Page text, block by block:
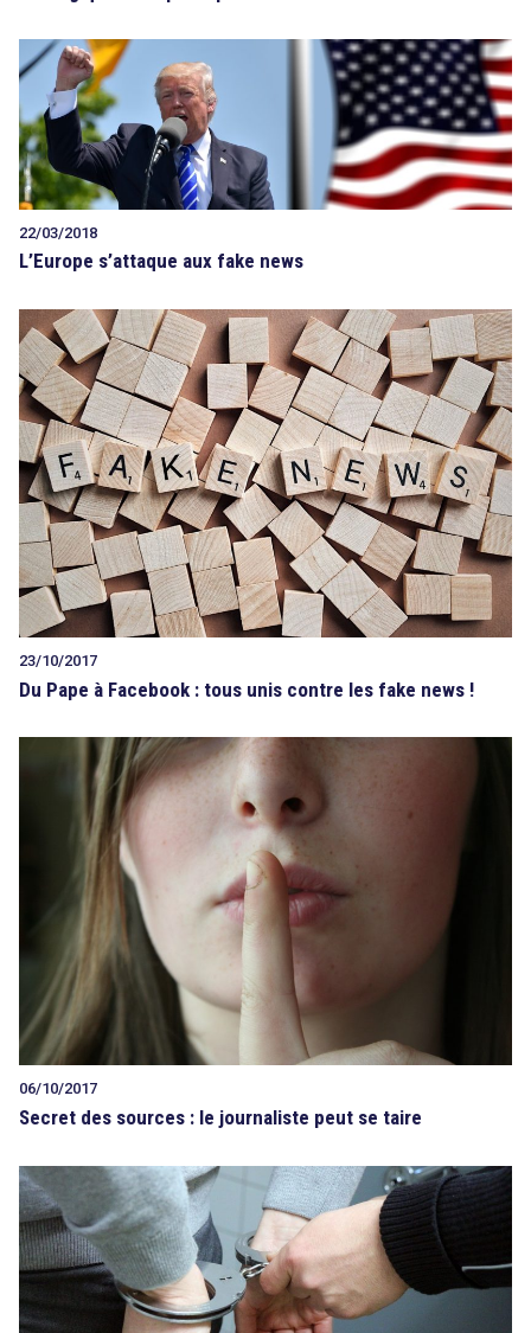
22/03/2018
L’Europe s’attaque aux fake news
23/10/2017
Du Pape à Facebook : tous unis contre les fake news !
06/10/2017
Secret des sources : le journaliste peut se taire